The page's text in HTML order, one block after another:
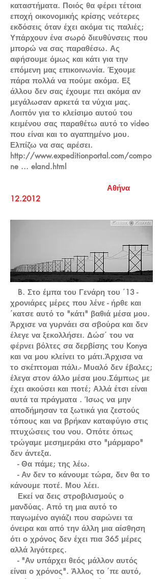
καταστήματα. Ποιός θα φέρει τέτοια
εποχή οικονομικής κρίσης νεότερες
εκδόσεις όταν έχει ακόμα τις παλιές;
Υπάρχουν ένα σωρό διευθύνσεις που
μπορώ να σας παραθέσω. Ας
αφήσουμε όμως και κάτι για την
επόμενη μας επικοινωνία. Έχουμε
πάρα πολλά να πούμε ακόμα. Εξ
άλλου δεν σας έχουμε πει ακόμα αν
μεγάλωσαν αρκετά τα νύχια μας.
Λοιπόν για το κλείσιμο αυτού του
κειμένου σας παραθέτω αυτό το video
που είναι και το αγαπημένο μου.
Ελπίζω να σας αρέσει.
http://www.expeditionportal.com/compo
ne ... eland.html
Αθήνα
12.2012
B. Στο έμπα του Γενάρη του ΄13 -
χρονιάρες μέρες που λένε - ήρθε και
΄κατσε αυτό το "κάτι" βαθιά μέσα μου.
Άρχισε να γυρνάει σα σβούρα και δεν
έλεγε να ξεκολλήσει. Δώσ΄ του να
φέρνει βόλτες σα δερβίσης του Konya
και να μου κλείνει το μάτι.Άρχισα να
το σκέπτομαι πάλι.- Μυαλό δεν έβαλες;
έλεγα στον άλλο μέσα μου.Σάμπως με
έχει ακούσει και ποτέ; Αλλά έτσι είναι
αυτά τα πράγματα . Ίσως να μην
αποδήμησαν τα ξωτικά για ζεστούς
τόπους και να βρήκαν καταφύγιο στις
πτυχώσεις του νου. Οπότε όπως
τρώγαμε μεσημεράκι στο "μάρμαρο"
δεν άντεξα.
- Θα πάμε; της λέω.
- Αν δεν το κάνουμε τώρα, δεν θα το
κάνουμε ποτέ. Μου λέει.
Εκεί να δεις στροβιλισμούς ο
μανδύας. Από τη μια αυτό το
παγωμένο αγιάζι που σαρώνει τα
όνειρα και από την άλλη μια αίσθηση
ότι ο χρόνος δεν έχει πια 365 μέρες
αλλά λιγότερες.
- "Αν υπάρχει θεός μάλλον αυτός
είναι ο χρόνος". Άλλος το ΄πε αυτό,